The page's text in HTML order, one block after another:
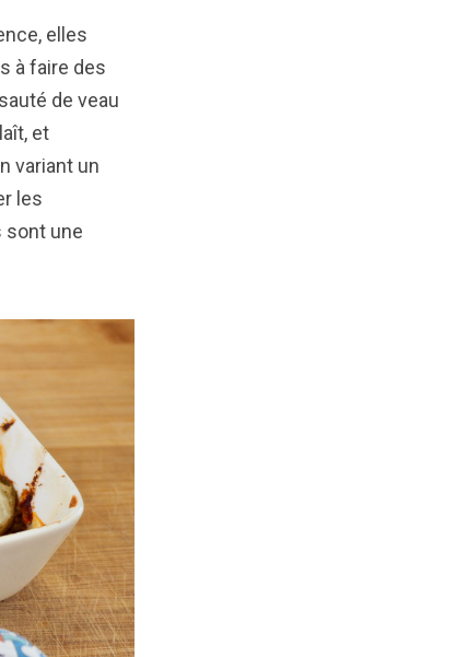
elles
à faire des
de veau
et
variant un
les
sont une